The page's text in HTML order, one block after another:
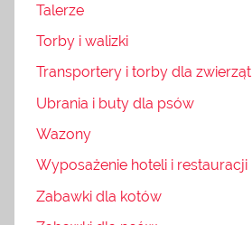
Talerze
Torby i walizki
Transportery i torby dla zwierząt
Ubrania i buty dla psów
Wazony
Wyposażenie hoteli i restauracji
Zabawki dla kotów